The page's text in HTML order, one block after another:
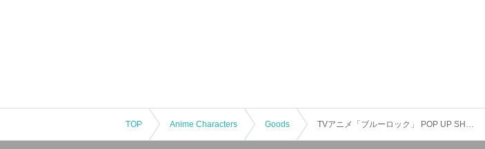
TOP Anime Characters Goods TVアニメ「ブルーロック」 POP UP SHOP